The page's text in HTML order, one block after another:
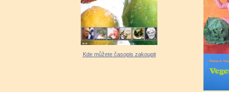
Kde můžete časopis zakoupit